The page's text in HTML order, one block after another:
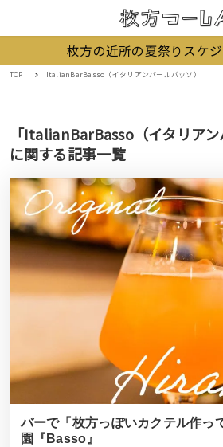
枚方の近所の夏祭りスケ
TOP ItalianBarBasso（イタリアンバールバッソ）
「ItalianBarBasso（イタリアン
に関する記事一覧
バーで「枚方っぽいカクテル作っ
園『Basso』